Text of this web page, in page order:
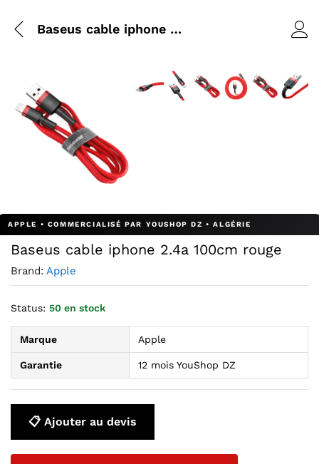
Baseus cable iphone 2.4a 100cm rouge
Baseus cable iphone 2.4a 100cm rouge
Brand: Apple
Status: 50 en stock
Marque Apple
Garantie 12 mois YouShop DZ
📋 Ajouter au devis